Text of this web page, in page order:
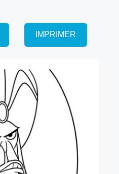
IMPRIMER